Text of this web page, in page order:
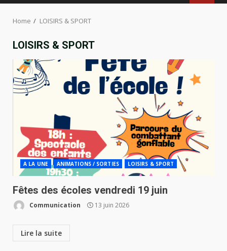
Home LOISIRS & SPORT
LOISIRS & SPORT
A LA UNE ANIMATIONS / SORTIES LOISIRS & SPORT
Fêtes des écoles vendredi 19 juin
Communication 13 juin 2026
Lire la suite